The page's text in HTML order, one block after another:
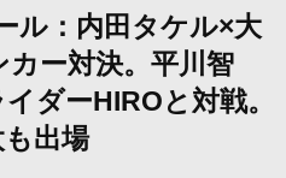
ル：内田タケル×大
ー対決。平川智
ダーHIROと対戦。
も出場